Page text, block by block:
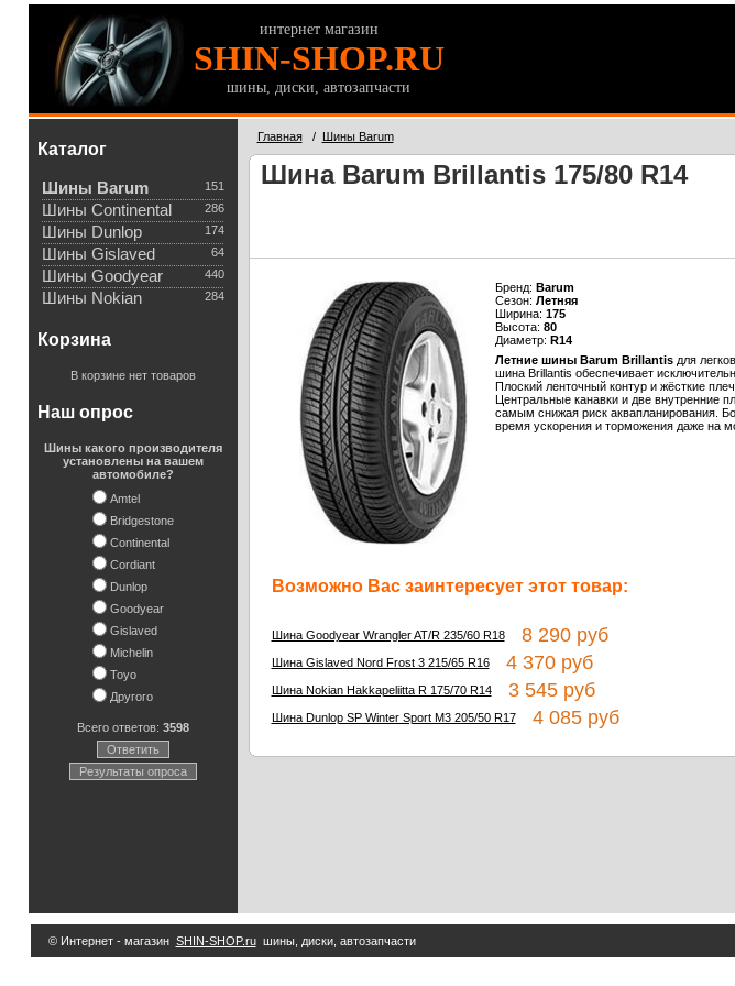
интернет магазин
SHIN-SHOP.RU
шины, диски, автозапчасти
Каталог
151
Шины Barum
286
Шины Continental
174
Шины Dunlop
64
Шины Gislaved
440
Шины Goodyear
284
Шины Nokian
Корзина
В корзине нет товаров
Наш опрос
Шины какого производителя
установлены на вашем
автомобиле?
Amtel
Bridgestone
Continental
Cordiant
Dunlop
Goodyear
Gislaved
Michelin
Toyo
Другого
Всего ответов: 3598
Ответить
Результаты опроса
Главная/ Шины Barum
Шина Barum Brillantis 175/80 R14
Бренд: Barum
Сезон: Летняя
Ширина: 175
Высота: 80
Диаметр: R14
Летние шины Barum Brillantisдля
шина Brillantis обеспечивает
Плоский ленточный контур и жёсткие
Центральные канавки и две внутренние
самым снижая риск аквапланирования.
время ускорения и торможения даже на
Возможно Вас заинтересует этот товар:
Шина Goodyear Wrangler AT/R 235/60 R188 290 руб
Шина Gislaved Nord Frost 3 215/65 R164 370 руб
Шина Nokian Hakkapeliitta R 175/70 R143 545 руб
Шина Dunlop SP Winter Sport M3 205/50 R174 085 руб
© Интернет - магазин SHIN-SHOP.ruшины, диски, автозапчасти